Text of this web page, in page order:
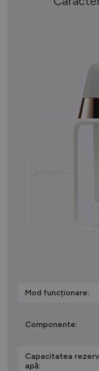
Mod funcționare:
Componente:
Capacitatea
apă: